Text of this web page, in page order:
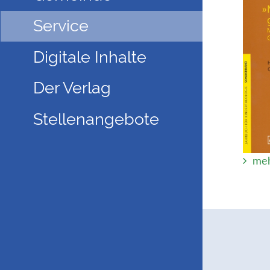
Service
Digitale Inhalte
Der Verlag
Stellenangebote